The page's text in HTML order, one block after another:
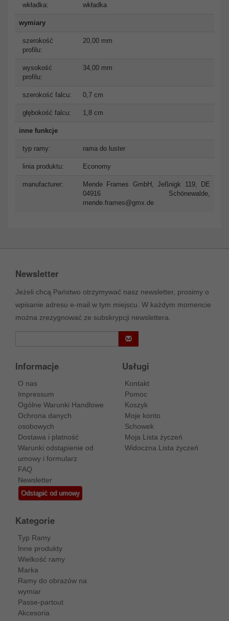
wkładka: wkładka
wymiary
szerokość
profilu:
20,00 mm
wysokość
profilu:
34,00 mm
szerokość falcu: 0,7 cm
głębokość falcu: 1,8 cm
inne funkcje
typ ramy: rama do luster
linia produktu: Economy
manufacturer:
Mende Frames GmbH, Jeßnigk 119, DE
04916 Schönewalde,
mende.frames@gmx.de
Newsletter
Jeżeli chcą Państwo otrzymywać nasz newsletter, prosimy o
wpisanie adresu e-mail w tym miejscu. W każdym momencie
można zrezygnować ze subskrypcji newslettera.
Informacje
O nas
Impressum
Ogólne Warunki Handlowe
Ochrona danych
osobowych
Dostawa i platność
Warunki odstąpienie od
umowy i formularz
FAQ
Newsletter
Odstąpić od umowy
Usługi
Kontakt
Pomoc
Koszyk
Moje konto
Schowek
Moja Lista życzeń
Widoczna Lista życzeń
Kategorie
Typ Ramy
Inne produkty
Wielkość ramy
Marka
Ramy do obrazów na
wymiar
Passe-partout
Akcesoria